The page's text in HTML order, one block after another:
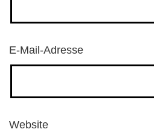
E-Mail-Adresse
Website